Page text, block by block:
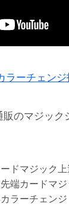
ラーチェン
のマジック
ドマジック上
端カードマ
ラーチェン